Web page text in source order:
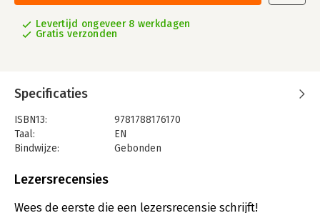
Levertijd ongeveer 8 werkdagen
Gratis verzonden
Specificaties
ISBN13:
9781788176170
Taal:
EN
Bindwijze:
Gebonden
Uitgever:
Lezersrecensies
Wees de eerste die een lezersrecensie schrijft!